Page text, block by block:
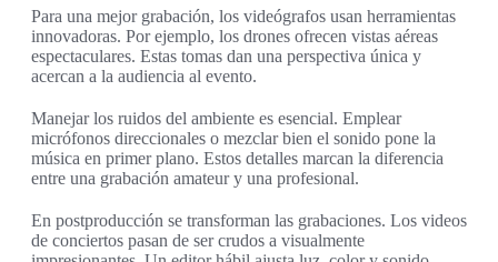
Para una mejor grabación, los videógrafos usan herramientas
innovadoras. Por ejemplo, los drones ofrecen vistas aéreas
espectaculares. Estas tomas dan una perspectiva única y
acercan a la audiencia al evento.
Manejar los ruidos del ambiente es esencial. Emplear
micrófonos direccionales o mezclar bien el sonido pone la
música en primer plano. Estos detalles marcan la diferencia
entre una grabación amateur y una profesional.
En postproducción se transforman las grabaciones. Los videos
de conciertos pasan de ser crudos a visualmente